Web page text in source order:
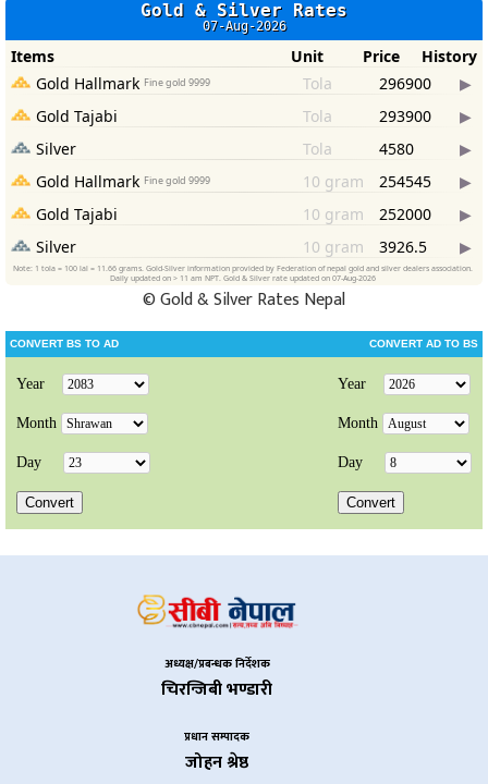
©Gold & Silver Rates Nepal
अध्यक्ष/प्रबन्धक निर्देशक
चिरन्जिबी भण्डारी
प्रधान सम्पादक
जोहन श्रेष्ठ